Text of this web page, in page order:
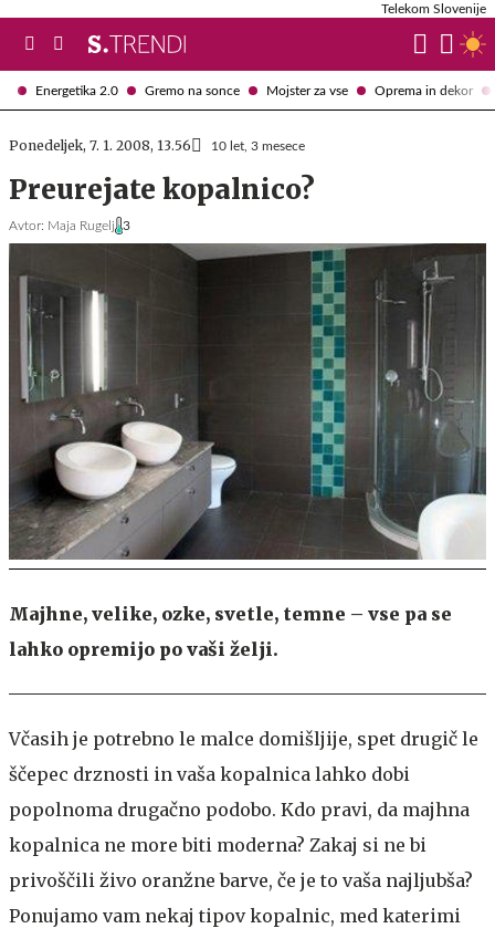
Energetika 2.0 Gremo na sonce Mojster za vse Oprema in dekor
Telekom Slovenije
Ponedeljek, 7. 1. 2008, 13.56 10 let, 3 mesece
Preurejate kopalnico?
Avtor: Maja Rugelj 3
Majhne, velike, ozke, svetle, temne – vse pa se
lahko opremijo po vaši želji.
Včasih je potrebno le malce domišljije, spet drugič le
ščepec drznosti in vaša kopalnica lahko dobi
popolnoma drugačno podobo. Kdo pravi, da majhna
kopalnica ne more biti moderna? Zakaj si ne bi
privoščili živo oranžne barve, če je to vaša najljubša?
Ponujamo vam nekaj tipov kopalnic, med katerimi